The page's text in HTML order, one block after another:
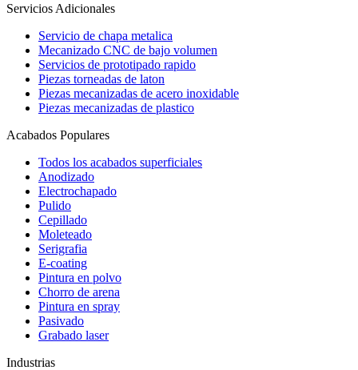
Servicios Adicionales
Servicio de chapa metalica
Mecanizado CNC de bajo volumen
Servicios de prototipado rapido
Piezas torneadas de laton
Piezas mecanizadas de acero inoxidable
Piezas mecanizadas de plastico
Acabados Populares
Todos los acabados superficiales
Anodizado
Electrochapado
Pulido
Cepillado
Moleteado
Serigrafia
E-coating
Pintura en polvo
Chorro de arena
Pintura en spray
Pasivado
Grabado laser
Industrias